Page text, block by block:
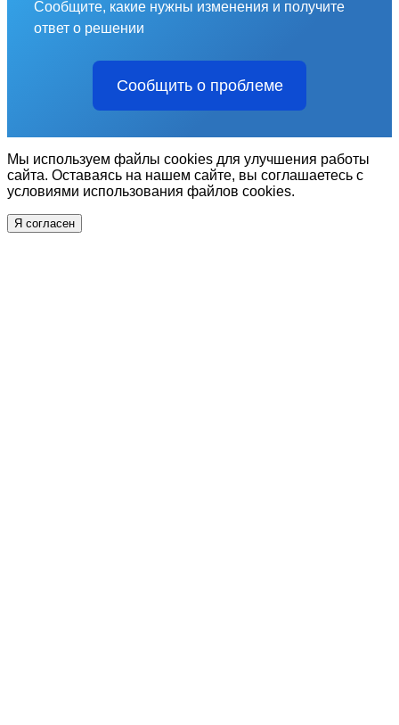
Сообщите, какие нужны изменения и получите
ответ о решении
Сообщить о проблеме
Мы используем файлы cookies для улучшения работы
сайта. Оставаясь на нашем сайте, вы соглашаетесь с
условиями использования файлов cookies.
Я согласен